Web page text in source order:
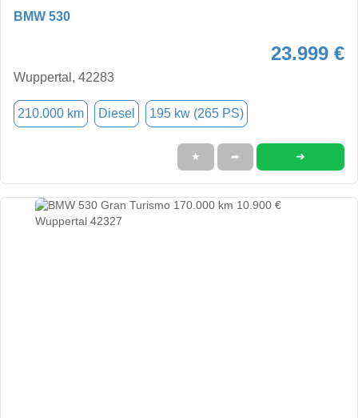
BMW 530
23.999 €
Wuppertal, 42283
210.000 km Diesel 195 kw (265 PS)
★ ➦ ➜